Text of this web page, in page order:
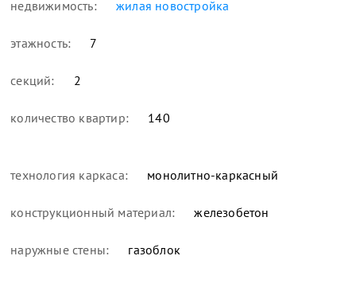
недвижимость: жилая новостройка
этажность: 7
секций: 2
количество квартир: 140
технология каркаса: монолитно-каркасный
конструкционный материал: железобетон
наружные стены: газоблок